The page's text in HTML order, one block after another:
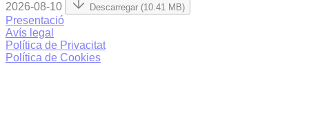
2026-08-10 Descarregar (10.41 MB)
Presentació
Avís legal
Política de Privacitat
Política de Cookies